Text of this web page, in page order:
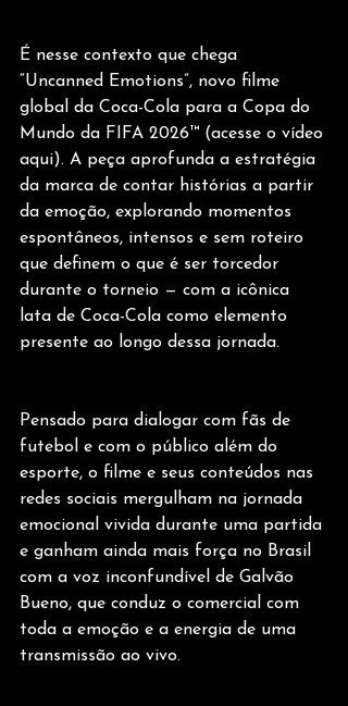
É nesse contexto que chega
“Uncanned Emotions”, novo filme
global da Coca-Cola para a Copa do
Mundo da FIFA 2026™ (acesse o vídeo
aqui). A peça aprofunda a estratégia
da marca de contar histórias a partir
da emoção, explorando momentos
espontâneos, intensos e sem roteiro
que definem o que é ser torcedor
durante o torneio — com a icônica
lata de Coca-Cola como elemento
presente ao longo dessa jornada.
Pensado para dialogar com fãs de
futebol e com o público além do
esporte, o filme e seus conteúdos nas
redes sociais mergulham na jornada
emocional vivida durante uma partida
e ganham ainda mais força no Brasil
com a voz inconfundível de Galvão
Bueno, que conduz o comercial com
toda a emoção e a energia de uma
transmissão ao vivo.